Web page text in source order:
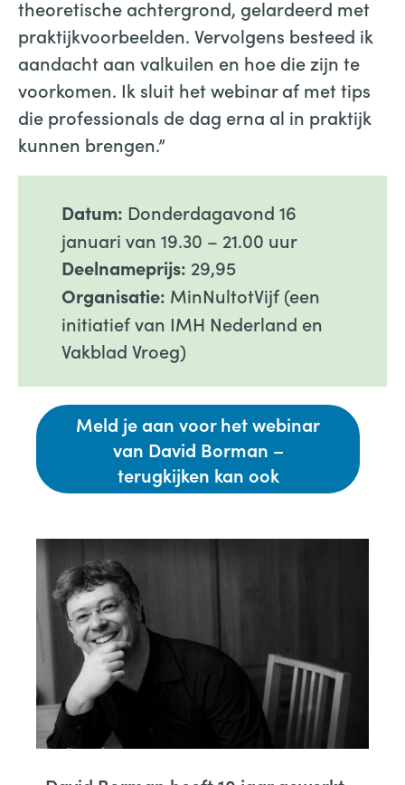
theoretische achtergrond, gelardeerd met
praktijkvoorbeelden. Vervolgens besteed ik
aandacht aan valkuilen en hoe die zijn te
voorkomen. Ik sluit het webinar af met tips
die professionals de dag erna al in praktijk
kunnen brengen.”
Datum: Donderdagavond 16
januari van 19.30 – 21.00 uur
Deelnameprijs: 29,95
Organisatie: MinNultotVijf (een
initiatief van IMH Nederland en
Vakblad Vroeg)
Meld je aan voor het webinar
van David Borman –
terugkijken kan ook